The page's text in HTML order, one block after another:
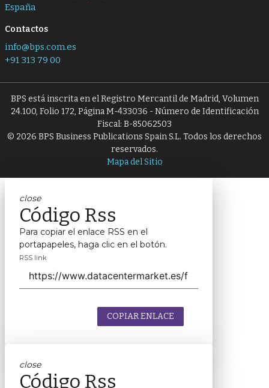
España
Contactos
info@bps.com.es
+91 313 79 00
BPS está inscrita en el Registro Mercantil de Madrid, Volumen
24.100, Folio 172, Página M-433036 - Número de Identificación
Fiscal: B-85062503
© 2026 BPS Business Publications Spain S.L. Todos los derechos
reservados.
Mapa del Sitio
close
Código Rss
Para copiar el enlace RSS en el
portapapeles, haga clic en el botón.
RSS link
COPIAR ENLACE
close
Código Rss